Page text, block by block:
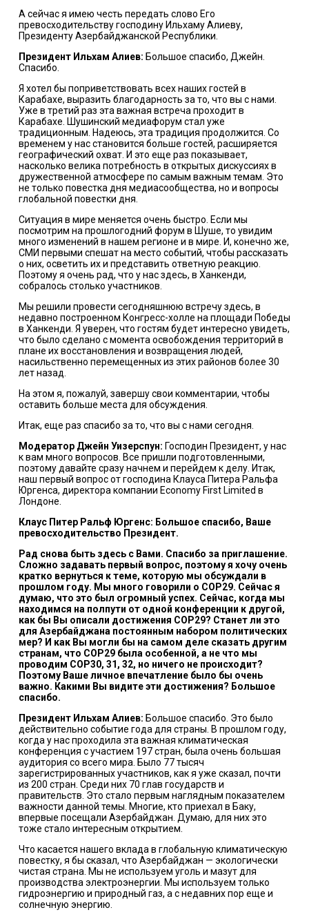
А сейчас я имею честь передать слово Его
превосходительству господину Ильхаму Алиеву,
Президенту Азербайджанской Республики.
Президент Ильхам Алиев: Большое спасибо, Джейн.
Спасибо.
Я хотел бы поприветствовать всех наших гостей в
Карабахе, выразить благодарность за то, что вы с нами.
Уже в третий раз эта важная встреча проходит в
Карабахе. Шушинский медиафорум стал уже
традиционным. Надеюсь, эта традиция продолжится. Cо
временем у нас становится больше гостей, расширяется
географический охват. И это еще раз показывает,
насколько велика потребность в открытых дискуссиях в
дружественной атмосфере по самым важным темам. Это
не только повестка дня медиасообщества, но и вопросы
глобальной повестки дня.
Ситуация в мире меняется очень быстро. Если мы
посмотрим на прошлогодний форум в Шуше, то увидим
много изменений в нашем регионе и в мире. И, конечно же,
СМИ первыми спешат на место событий, чтобы рассказать
о них, осветить их и представить ответную реакцию.
Поэтому я очень рад, что у нас здесь, в Ханкенди,
собралось столько участников.
Мы решили провести сегодняшнюю встречу здесь, в
недавно построенном Конгресс-холле на площади Победы
в Ханкенди. Я уверен, что гостям будет интересно увидеть,
что было сделано с момента освобождения территорий в
плане их восстановления и возвращения людей,
насильственно перемещенных из этих районов более 30
лет назад.
На этом я, пожалуй, завершу свои комментарии, чтобы
оставить больше места для обсуждения.
Итак, еще раз спасибо за то, что вы с нами сегодня.
Модератор Джейн Уизерспун: Господин Президент, у нас
к вам много вопросов. Все пришли подготовленными,
поэтому давайте сразу начнем и перейдем к делу. Итак,
наш первый вопрос от господина Клауса Питера Ральфа
Юргенса, директора компании Economy First Limited в
Лондоне.
Клаус Питер Ральф Юргенс: Большое спасибо, Ваше
превосходительство Президент.
Рад снова быть здесь с Вами. Спасибо за приглашение.
Сложно задавать первый вопрос, поэтому я хочу очень
кратко вернуться к теме, которую мы обсуждали в
прошлом году. Мы много говорили о COP29. Сейчас я
думаю, что это был огромный успех. Сейчас, когда мы
находимся на полпути от одной конференции к другой,
как бы Вы описали достижения COP29? Станет ли это
для Азербайджана постоянным набором политических
мер? И как Вы могли бы на самом деле сказать другим
странам, что COP29 была особенной, а не что мы
проводим СОР30, 31, 32, но ничего не происходит?
Поэтому Ваше личное впечатление было бы очень
важно. Какими Вы видите эти достижения? Большое
спасибо.
Президент Ильхам Алиев: Большое спасибо. Это было
действительно событие года для страны. В прошлом году,
когда у нас проходила эта важная климатическая
конференция с участием 197 стран, была очень большая
аудитория со всего мира. Было 77 тысяч
зарегистрированных участников, как я уже сказал, почти
из 200 стран. Среди них 70 глав государств и
правительств. Это стало первым наглядным показателем
важности данной темы. Многие, кто приехал в Баку,
впервые посещали Азербайджан. Думаю, для них это
тоже стало интересным открытием.
Что касается нашего вклада в глобальную климатическую
повестку, я бы сказал, что Азербайджан — экологически
чистая страна. Мы не используем уголь и мазут для
производства электроэнергии. Мы используем только
гидроэнергию и природный газ, а с недавних пор еще и
солнечную энергию.